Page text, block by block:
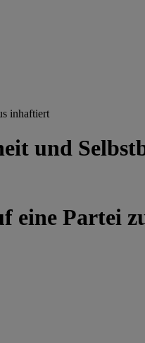
inhaftiert
und
eine Partei